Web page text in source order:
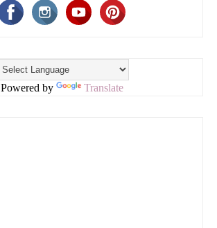
Powered by Translate